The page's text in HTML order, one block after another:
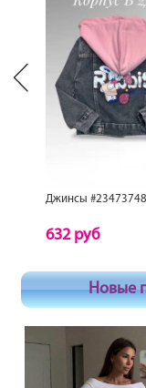
Джинсы #23473748
632 руб
Новые